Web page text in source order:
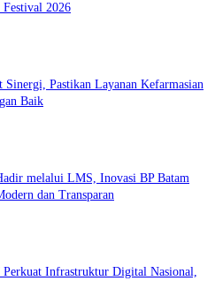
2026
Sinergi, Pastikan Layanan Kefarmasian
Baik
melalui LMS, Inovasi BP Batam
dan Transparan
Infrastruktur Digital Nasional,